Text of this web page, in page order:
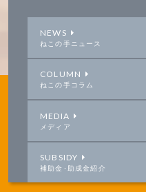
NEWS
ねこの手ニュース
COLUMN
ねこの手コラム
MEDIA
メディア
SUBSIDY
補助金･助成金紹介